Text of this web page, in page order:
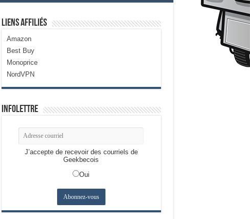
Liens Affiliés
Amazon
Best Buy
Monoprice
NordVPN
Infolettre
J’accepte de recevoir des courriels de
Geekbecois
Oui